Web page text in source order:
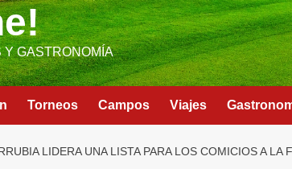
Y GASTRONOMÍA
Torneos Campos Viajes
LIDERA UNA LISTA PARA LOS COMICIOS A LA